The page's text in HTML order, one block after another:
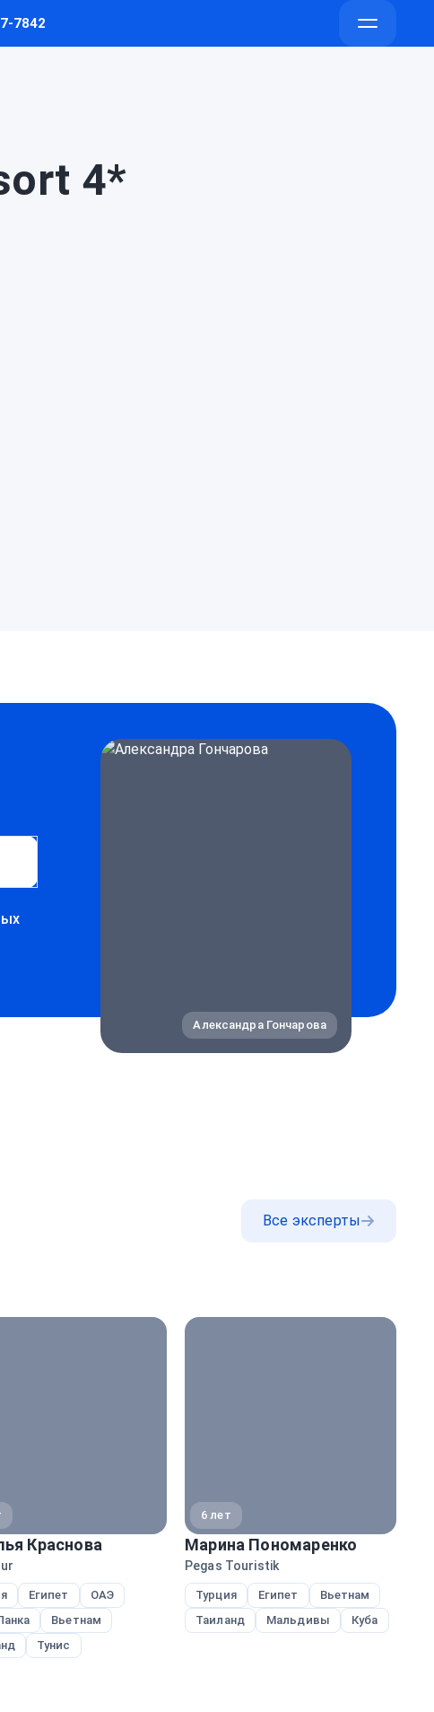
7842
Открыть
4*
Александра Гончарова
Все эксперты
Краснова
Египет
ОАЭ
Вьетнам
Тунис
6 лет
Марина Пономаренко
Pegas Touristik
Турция Египет
Вьетнам
Таиланд
Мальдивы Куба